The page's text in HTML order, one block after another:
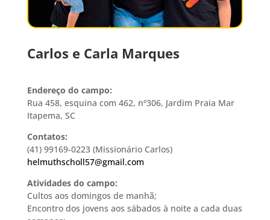
Carlos e Carla Marques
Endereço do campo:
Rua 458, esquina com 462, nº306, Jardim Praia Mar
Itapema, SC
Contatos:
(41) 99169-0223 (Missionário Carlos)
helmuthscholl57@gmail.com
Atividades do campo:
Cultos aos domingos de manhã;
Encontro dos jovens aos sábados à noite a cada duas